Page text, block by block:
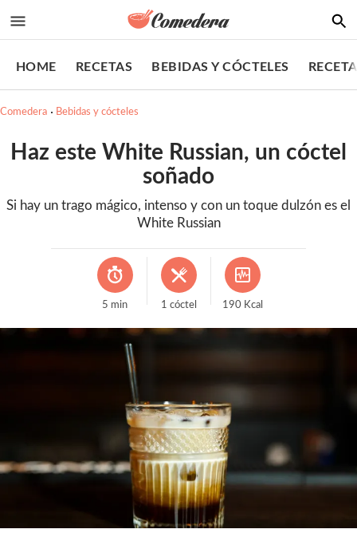
HOME RECETAS BEBIDAS Y CÓCTELES
Comedera Bebidas y cócteles
Haz este White Russian, un cóctel
soñado
Si hay un trago mágico, intenso y con un toque dulzón es el
White Russian
5 min 1 cóctel 190 Kcal